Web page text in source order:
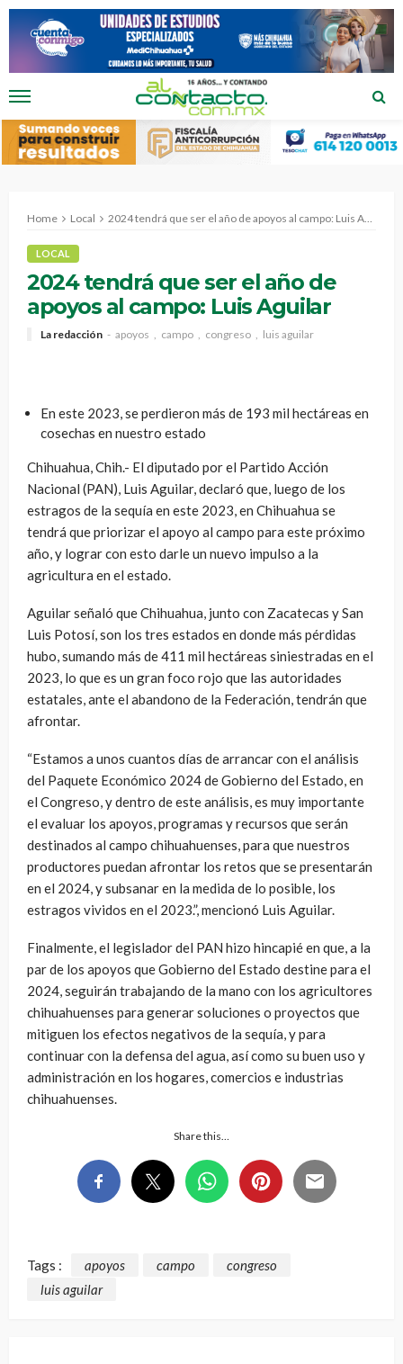
Home Local 2024 tendrá que ser el año de apoyos al campo: Luis Aguilar
LOCAL
2024 tendrá que ser el año de
apoyos al campo: Luis Aguilar
La redacción apoyos campo congreso luis aguilar
En este 2023, se perdieron más de 193 mil hectáreas en
cosechas en nuestro estado
Chihuahua, Chih.- El diputado por el Partido Acción
Nacional (PAN), Luis Aguilar, declaró que, luego de los
estragos de la sequía en este 2023, en Chihuahua se
tendrá que priorizar el apoyo al campo para este próximo
año, y lograr con esto darle un nuevo impulso a la
agricultura en el estado.
Aguilar señaló que Chihuahua, junto con Zacatecas y San
Luis Potosí, son los tres estados en donde más pérdidas
hubo, sumando más de 411 mil hectáreas siniestradas en el
2023, lo que es un gran foco rojo que las autoridades
estatales, ante el abandono de la Federación, tendrán que
afrontar.
“Estamos a unos cuantos días de arrancar con el análisis
del Paquete Económico 2024 de Gobierno del Estado, en
el Congreso, y dentro de este análisis, es muy importante
el evaluar los apoyos, programas y recursos que serán
destinados al campo chihuahuenses, para que nuestros
productores puedan afrontar los retos que se presentarán
en el 2024, y subsanar en la medida de lo posible, los
estragos vividos en el 2023.”, mencionó Luis Aguilar.
Finalmente, el legislador del PAN hizo hincapié en que, a la
par de los apoyos que Gobierno del Estado destine para el
2024, seguirán trabajando de la mano con los agricultores
chihuahuenses para generar soluciones o proyectos que
mitiguen los efectos negativos de la sequía, y para
continuar con la defensa del agua, así como su buen uso y
administración en los hogares, comercios e industrias
chihuahuenses.
Share this…
Tags : apoyos campo
congreso
luis aguilar